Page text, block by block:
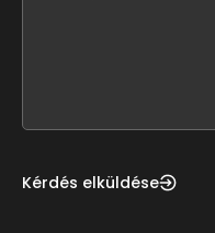
Kérdés elküldése